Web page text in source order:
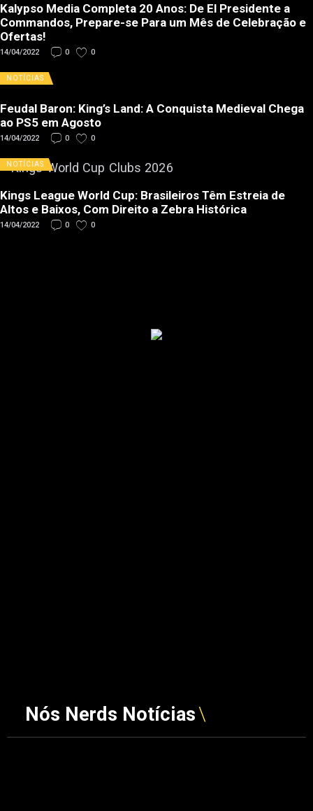
Kalypso Media Completa 20 Anos: De El Presidente a
Commandos, Prepare-se Para um Mês de Celebração e
Ofertas!
14/04/2022 0 0
NOTÍCIAS
Feudal Baron: King’s Land: A Conquista Medieval Chega
ao PS5 em Agosto
14/04/2022 0 0
NOTÍCIAS
Kings League World Cup: Brasileiros Têm Estreia de
Altos e Baixos, Com Direito a Zebra Histórica
14/04/2022 0 0
Nós Nerds Notícias